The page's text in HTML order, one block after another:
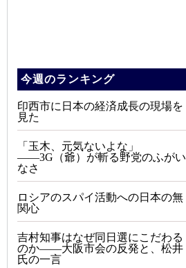
今週のランキング
印西市に日本の経済成長の現場を
見た
「玉木、元気ないよな」
――3G（爺）が斬る野党のふがい
なさ
ロシアのスパイ活動への日本の無
関心
吉村知事はなぜ同日選にこだわる
のか――大阪市会の反発と、松井
氏の一言